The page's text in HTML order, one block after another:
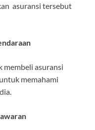
asuransi tersebut
membeli asuransi
memahami